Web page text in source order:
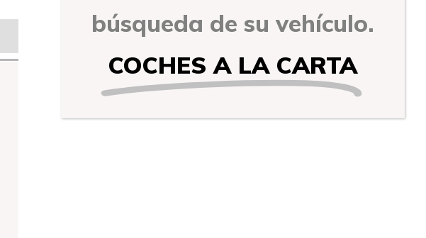
búsqueda de su vehículo.
COCHES A LA CARTA